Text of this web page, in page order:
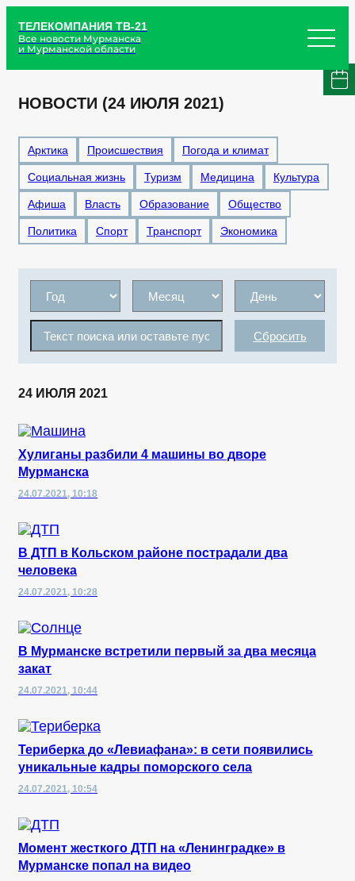
ТЕЛЕКОМПАНИЯ ТВ-21
Все новости Мурманска
и Мурманской области
НОВОСТИ (24 ИЮЛЯ 2021)
Арктика Происшествия Погода и климат
Социальная жизнь Туризм Медицина Культура
Афиша Власть Образование Общество
Политика Спорт Транспорт Экономика
Сбросить
24 ИЮЛЯ 2021
Хулиганы разбили 4 машины во дворе
Мурманска
24.07.2021, 10:18
В ДТП в Кольском районе пострадали два
человека
24.07.2021, 10:28
В Мурманске встретили первый за два месяца
закат
24.07.2021, 10:44
Териберка до «Левиафана»: в сети появились
уникальные кадры поморского села
24.07.2021, 10:54
Момент жесткого ДТП на «Ленинградке» в
Мурманске попал на видео